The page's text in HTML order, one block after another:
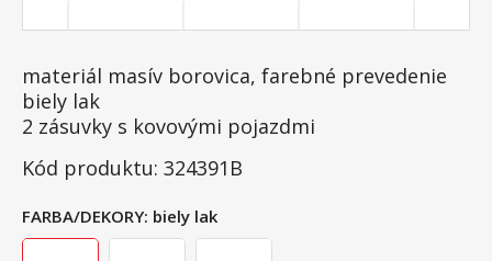
materiál masív borovica, farebné prevedenie
biely lak
2 zásuvky s kovovými pojazdmi
Kód produktu: 324391B
FARBA/DEKORY: biely lak